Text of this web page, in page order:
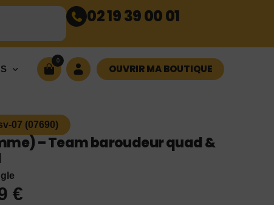
02 19 39 00 01
0
OUVRIR MA BOUTIQUE
07 (07690)
– Team baroudeur quad &
€